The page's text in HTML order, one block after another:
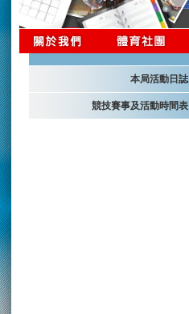
本局活動日誌
競技賽事及活動時間表